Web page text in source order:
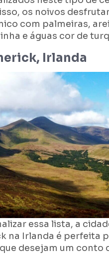
os noivos
com palmeiras,
e águas cor de
Irlanda
essa lista, a
na Irlanda é perfeita
desejam um conto